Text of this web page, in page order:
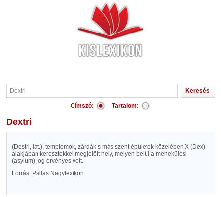
Címszó: Tartalom:
Dextri
(Destri, lat.), templomok, zárdák s más szent épületek közelében X (Dex)
alakjában keresztekkel megjelölt hely, melyen belül a menekülési
(asylum) jog érvényes volt.
Forrás: Pallas Nagylexikon